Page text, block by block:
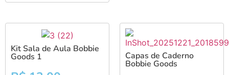
Kit Sala de Aula Bobbie
Goods 1 Capas de Caderno
Bobbie Goods